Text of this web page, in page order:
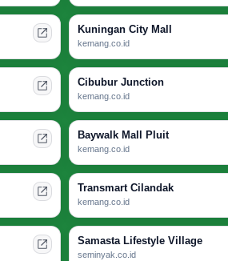
Kuningan City Mall
kemang.co.id
Cibubur Junction
kemang.co.id
Baywalk Mall Pluit
kemang.co.id
Transmart Cilandak
kemang.co.id
Samasta Lifestyle Village
seminyak.co.id